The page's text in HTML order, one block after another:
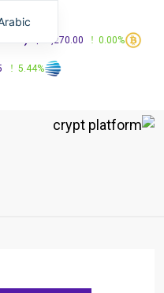
$83,270.00 0.00%
5.44%